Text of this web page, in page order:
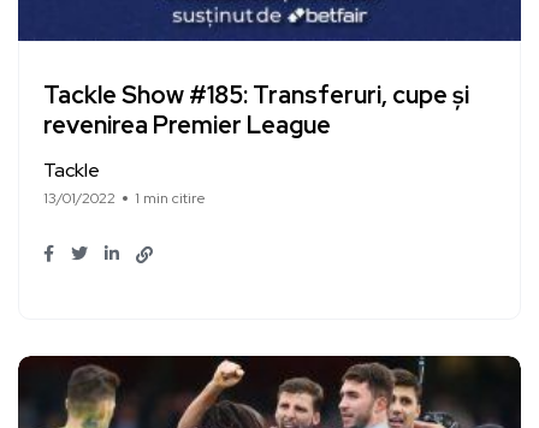
Tackle Show #185: Transferuri, cupe și
revenirea Premier League
Tackle
13/01/2022 1 min citire